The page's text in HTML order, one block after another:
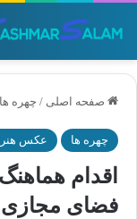
صفحه اصلی / چهره ها
چهره ها عکس
اقدام
فضای مجازی